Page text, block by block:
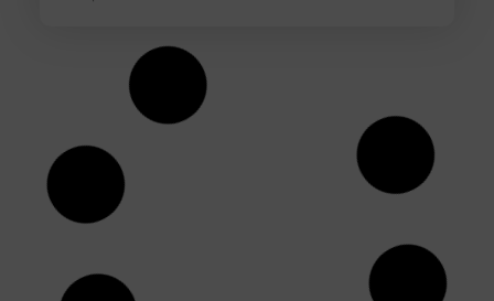
Waarom kunstplanten jouw interieur een boost geven